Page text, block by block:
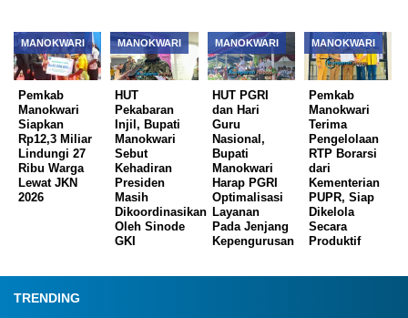
MANOKWARI
Pemkab
Manokwari
Siapkan
Rp12,3 Miliar
Lindungi 27
Ribu Warga
Lewat JKN
2026
MANOKWARI
HUT
Pekabaran
Injil, Bupati
Manokwari
Sebut
Kehadiran
Presiden
Masih
Dikoordinasikan
Oleh Sinode
GKI
MANOKWARI
HUT PGRI
dan Hari
Guru
Nasional,
Bupati
Manokwari
Harap PGRI
Optimalisasi
Layanan
Pada Jenjang
Kepengurusan
MANOKWARI
Pemkab
Manokwari
Terima
Pengelolaan
RTP Borarsi
dari
Kementerian
PUPR, Siap
Dikelola
Secara
Produktif
TRENDING